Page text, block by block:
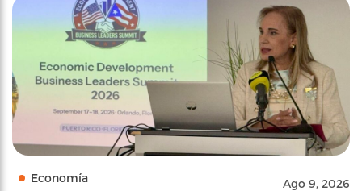
Economía Ago 9, 2026